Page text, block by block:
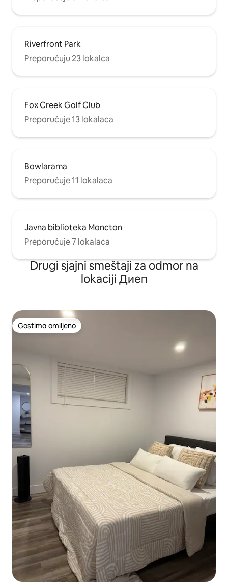
Riverfront Park
Preporučuju 23 lokalca
Fox Creek Golf Club
Preporučuje 13 lokalaca
Bowlarama
Preporučuje 11 lokalaca
Javna biblioteka Moncton
Preporučuje 7 lokalaca
Drugi sjajni smeštaji za odmor na
lokaciji Диеп
Gostima omiljeno
Gostima omiljeno